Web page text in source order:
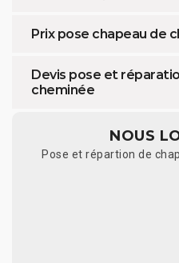
Prix pose chapeau de
Devis pose et
cheminée
NOUS
Pose et répartion de